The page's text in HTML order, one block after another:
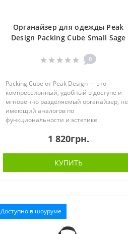
Органайзер для одежды Peak
Design Packing Cube Small Sage
0
Packing Cube от Peak Design — это
компрессионный, удобный в доступе и
мгновенно разделяемый органайзер, не
имеющий аналогов по
функциональности и эстетике.
открытия позволяет моментально
получить доступ к вещам —..
1 820грн.
КУПИТЬ
Доступно в шоуруме